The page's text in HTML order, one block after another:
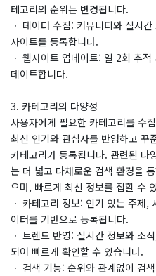
테고리의 순위는 변경됩니다.
ㆍ 데이터 수집: 커뮤니티와 실시
사이트를 등록합니다.
ㆍ 웹사이트 업데이트: 일 2회 추
데이트합니다.
3. 카테고리의 다양성
사용자에게 필요한 카테고리를 수
최신 인기와 관심사를 반영하고 꾸
카테고리가 등록됩니다. 관련된 다
는 더 넓고 다채로운 검색 환경을
으며, 빠르게 최신 정보를 접할 수
ㆍ 카테고리 정보: 인기 있는 주제
이터를 기반으로 등록됩니다.
ㆍ 트렌드 반영: 실시간 정보와 소
되어 빠르게 확인할 수 있습니다.
ㆍ 검색 기능: 순위와 관계없이 검